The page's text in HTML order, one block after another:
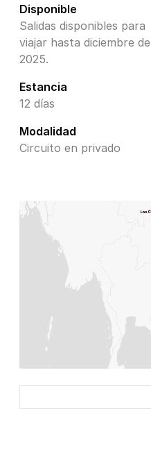
Disponible
Salidas disponibles para
viajar hasta diciembre de
2025.
Estancia
12 días
Modalidad
Circuito en privado